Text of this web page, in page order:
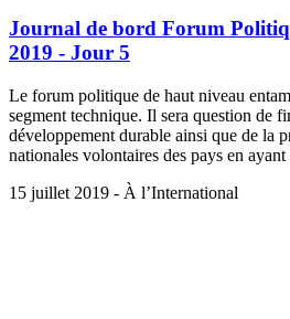
Journal de bord Forum
2019 - Jour 5
Le forum politique de haut niveau
segment technique. Il sera question de
développement durable ainsi que de la
nationales volontaires des pays en
15 juillet 2019 - À l’International